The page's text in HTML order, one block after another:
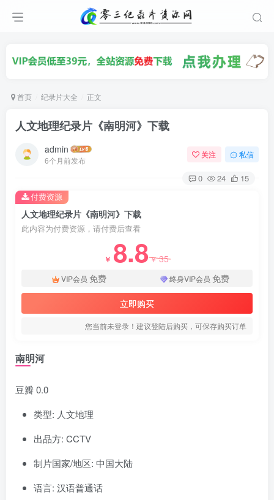
首页 纪录片大全 正文
人文地理纪录片《南明河》下载
admin
6个月前发布
关注 私信
0 24 15
人文地理纪录片《南明河》下载
此内容为付费资源，请付费后查看
￥ 8.8￥35
VIP会员 免费 终身VIP会员 免费
立即购买
您当前未登录！建议登陆后购买，可保存购买订单
付费资源
南明河
豆瓣 0.0
类型: 人文地理
出品方: CCTV
制片国家/地区: 中国大陆
语言: 汉语普通话